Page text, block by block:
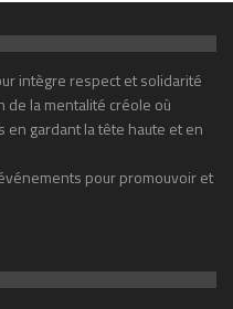
intègre respect et solidarité
la mentalité créole où
gardant la tête haute et en
pour promouvoir et